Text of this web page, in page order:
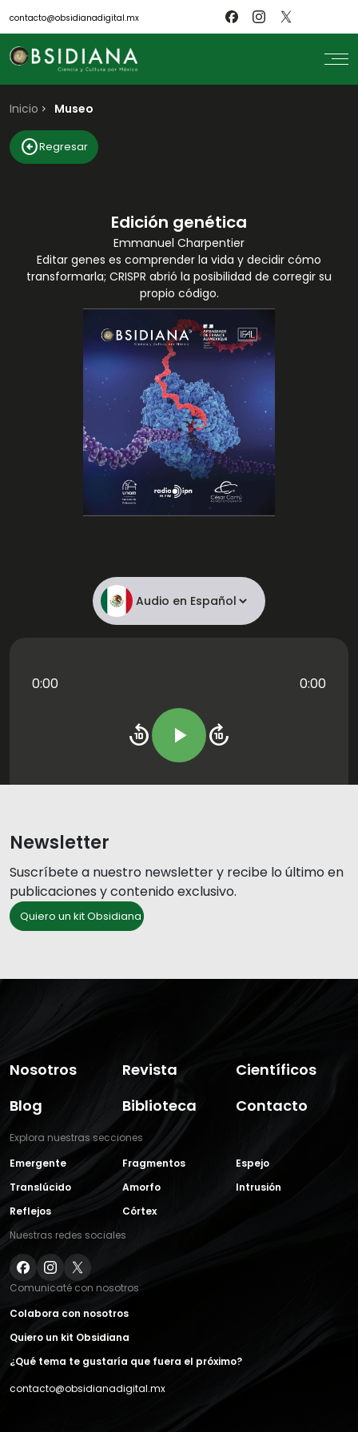
contacto@obsidianadigital.mx
search
Inicio
Nosotros
Revistas
Inicio Museo
arrow_circle_leftRegresar
Edición genética
Emmanuel Charpentier
Editar genes es comprender la vida y decidir cómo
transformarla; CRISPR abrió la posibilidad de corregir su
propio código.
0:00 0:00
replay_10 play_arrow forward_10
Newsletter
Suscríbete a nuestro newsletter y recibe lo último en
publicaciones y contenido exclusivo.
Quiero un kit Obsidiana
Nosotros Revista
Científicos
Blog
Biblioteca Contacto
Explora nuestras secciones
Emergente
Fragmentos
Espejo
Translúcido
Amorfo
Intrusión
Reflejos
Córtex
Nuestras redes sociales
Comunicaté con nosotros
Colabora con nosotros
Quiero un kit Obsidiana
¿Qué tema te gustaría que fuera el próximo?
contacto@obsidianadigital.mx